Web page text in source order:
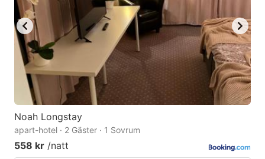
key
to
get
the
keyboard
shortcuts
for
changing
dates.
key
to
get
the
keyboard
shortcuts
Noah Longstay
apart-hotel · 2 Gäster · 1 Sovrum
558 kr /natt